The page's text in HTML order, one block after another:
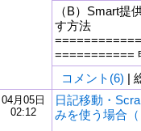
（B）Smart提
す方法
===========
コメント(6) |
04月05日
02:12
日記移動・
みを使う場合（